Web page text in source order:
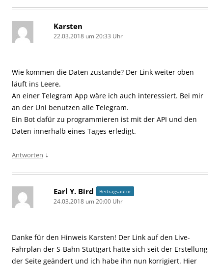
Karsten
22.03.2018 um 20:33 Uhr
Wie kommen die Daten zustande? Der Link weiter oben
läuft ins Leere.
An einer Telegram App wäre ich auch interessiert. Bei mir
an der Uni benutzen alle Telegram.
Ein Bot dafür zu programmieren ist mit der API und den
Daten innerhalb eines Tages erledigt.
Antworten ↓
Earl Y. Bird Beitragsautor
24.03.2018 um 20:00 Uhr
Danke für den Hinweis Karsten! Der Link auf den Live-
Fahrplan der S-Bahn Stuttgart hatte sich seit der Erstellung
der Seite geändert und ich habe ihn nun korrigiert. Hier